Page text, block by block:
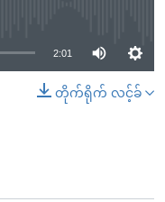
available
2:01
တိုက်ရိုက် လင့်ခ်